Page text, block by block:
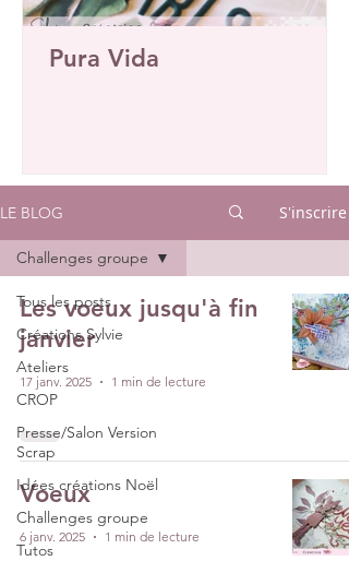
Pura Vida
LE BLOG S'inscrire
Tous les posts
Créations Sylvie
Ateliers
CROP
Presse/Salon Version
Scrap
Idées créations Noël
Challenges groupe
Tutos
Challenges groupe
Les voeux jusqu'à fin
janvier
17 janv. 2025 1 min de lecture
Voeux
6 janv. 2025 1 min de lecture